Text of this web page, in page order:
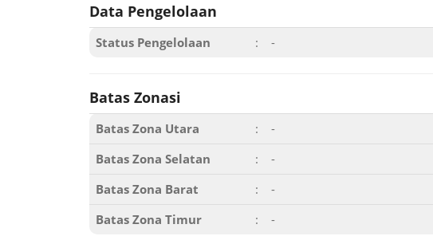
Data Pengelolaan
Status Pengelolaan : -
Batas Zonasi
Batas Zona Utara :
-
Batas Zona Selatan
:
-
Batas Zona Barat
:
-
Batas Zona Timur
: -